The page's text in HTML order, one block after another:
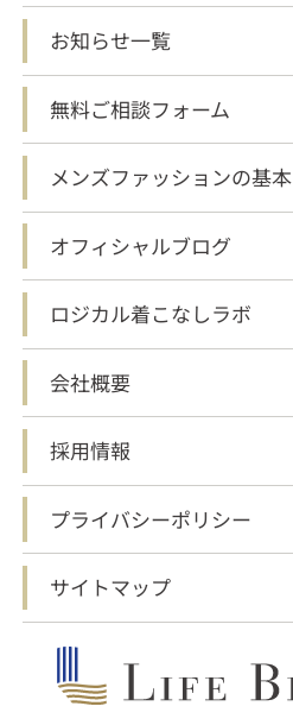
お知らせ一覧
無料ご相談フォーム
メンズファッションの基本
オフィシャルブログ
ロジカル着こなしラボ
会社概要
採用情報
プライバシーポリシー
サイトマップ